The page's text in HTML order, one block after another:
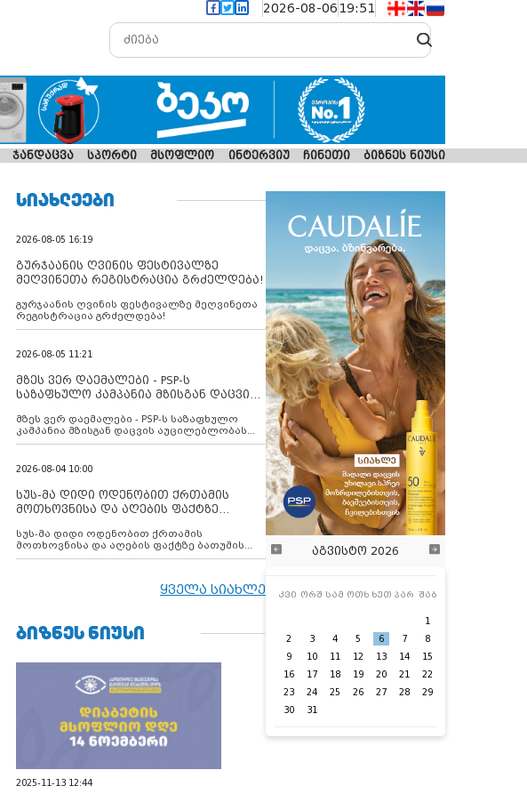
2026-08-06 19:51
ჯანდაცვა სპორტი მსოფლიო ინტერვიუ ჩინეთი ბიზნეს ნიუსი
ᲡᲘᲐᲮᲚᲔᲔᲑᲘ
2026-08-05 16:19
გურჯაანის ღვინის ფესტივალზე
მეღვინეთა რეგისტრაცია გრძელდება!
გურჯაანის ღვინის ფესტივალზე მეღვინეთა
რეგისტრაცია გრძელდება!
2026-08-05 11:21
მზეს ვერ დაემალები - PSP-ს
საზაფხულო კამპანია მზისგან დაცვის
მზეს ვერ დაემალები - PSP-ს საზაფხულო
კამპანია მზისგან დაცვის აუცილებლობას
გვახსენებს
2026-08-04 10:00
სუს-მა დიდი ოდენობით ქრთამის
მოთხოვნისა და აღების ფაქტზე
დააკავა
სუს-მა დიდი ოდენობით ქრთამის
მოთხოვნისა და აღების ფაქტზე ბათუმის
მერიის თანამშრომელი დააკავა
ყველა სიახლე
ᲑᲘᲖᲜᲔᲡ ᲜᲘᲣᲡᲘ
2025-11-13 12:44
აგვისტო 2026
კვი ორშ სამ ოთხ ხუთ პარ შაბ
1
2
3 4 5 6 7
8
9
10 11 12 13 14
15
16
17 18 19 20 21
22
23
24 25 26 27 28
29
30
31